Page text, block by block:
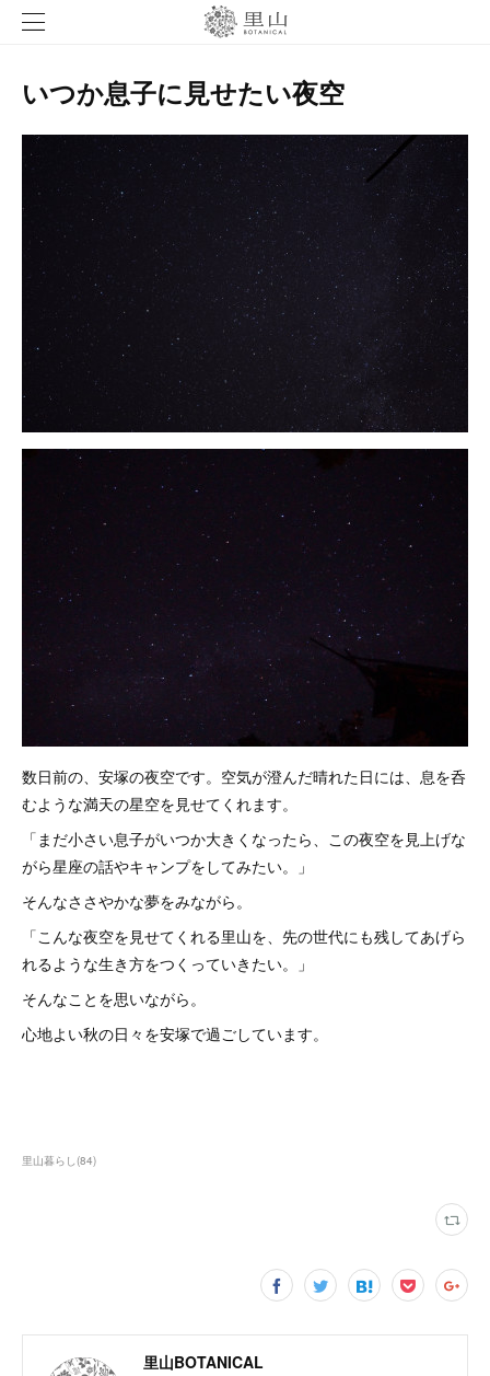
いつか息子に見せたい夜空
数日前の、安塚の夜空です。空気が澄んだ晴れた日には、息を呑
むような満天の星空を見せてくれます。
「まだ小さい息子がいつか大きくなったら、この夜空を見上げな
がら星座の話やキャンプをしてみたい。」
そんなささやかな夢をみながら。
「こんな夜空を見せてくれる里山を、先の世代にも残してあげら
れるような生き方をつくっていきたい。」
そんなことを思いながら。
心地よい秋の日々を安塚で過ごしています。
里山暮らし(84)
里山BOTANICAL